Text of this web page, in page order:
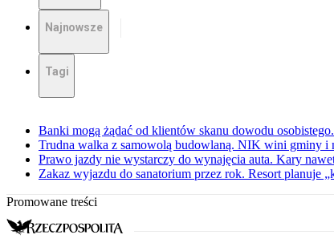
Najnowsze
Tagi
Banki mogą żądać od klientów skanu dowodu
Trudna walka z samowolą budowlaną. NIK wini gminy i
Prawo jazdy nie wystarczy do wynajęcia auta. Kary
Zakaz wyjazdu do sanatorium przez rok. Resort planuje
Promowane treści